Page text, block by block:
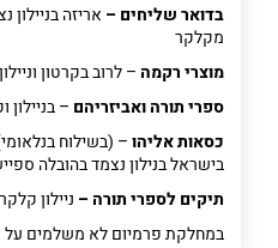
בדואר שליחים – אריזה
מקלקר
מוצרי רקמה – לרוב בקרטון
ספרי תורה ואביזריהם –
כסאות אליהו– (בשילוח
בישראל בנילון נצמד בהובלה
תיקים לספרי תורה – ניילון
במחלקת פרמיוםלא משלמים על